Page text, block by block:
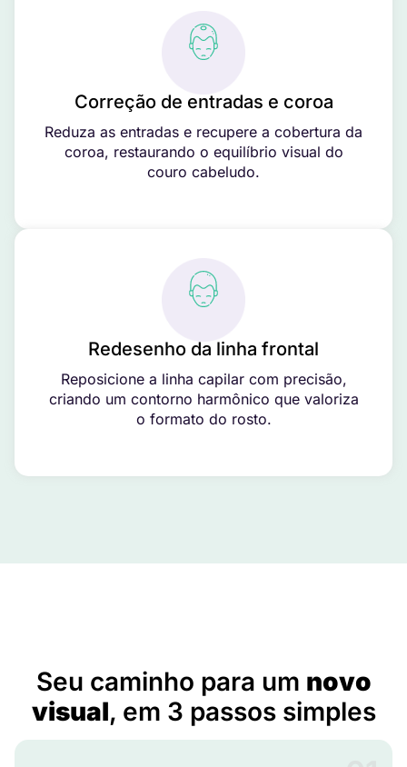
Correção de entradas e coroa
Reduza as entradas e recupere a cobertura da
coroa, restaurando o equilíbrio visual do
couro cabeludo.
Redesenho da linha frontal
Reposicione a linha capilar com precisão,
criando um contorno harmônico que valoriza
o formato do rosto.
Seu caminho para um novo
visual, em 3 passos simples